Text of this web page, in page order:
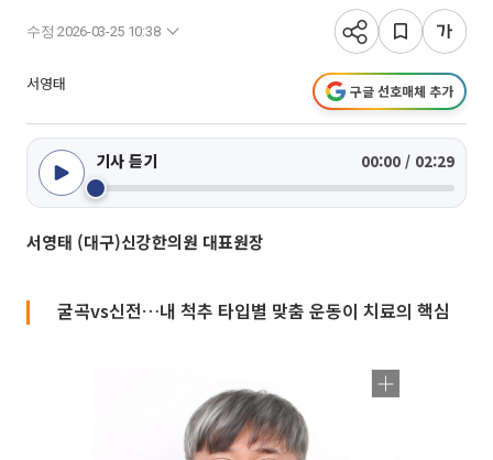
수정 2026-03-25 10:38
서영태 구글 선호매체 추가
기사 듣기 00:00 / 02:29
서영태 (대구)신강한의원 대표원장
굴곡vs신전…내 척추 타입별 맞춤 운동이 치료의 핵심